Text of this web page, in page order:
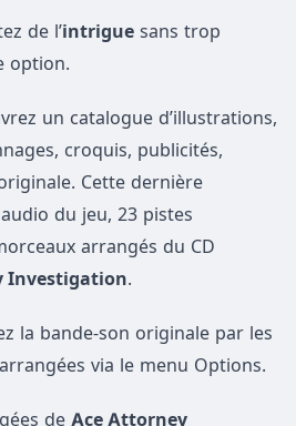
de l’intrigue sans trop
option.
un catalogue d’illustrations,
croquis, publicités,
Cette dernière
du jeu, 23 pistes
arrangés du CD
Investigation.
la bande-son originale par les
via le menu Options.
de Ace Attorney